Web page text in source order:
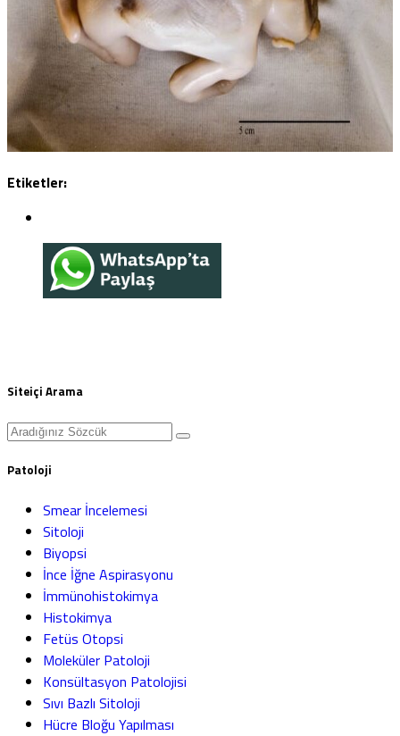
Etiketler:
Siteiçi Arama
Patoloji
Smear İncelemesi
Sitoloji
Biyopsi
İnce İğne Aspirasyonu
İmmünohistokimya
Histokimya
Fetüs Otopsi
Moleküler Patoloji
Konsültasyon Patolojisi
Sıvı Bazlı Sitoloji
Hücre Bloğu Yapılması